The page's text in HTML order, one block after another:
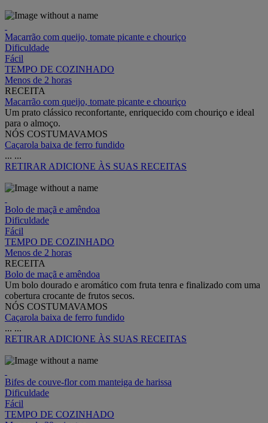
Macarrão com queijo, tomate picante e chouriço
Dificuldade
Fácil
TEMPO DE COZINHADO
Menos de 2 horas
RECEITA
Macarrão com queijo, tomate picante e chouriço
Um prato clássico reconfortante, enriquecido com chouriço e ideal
para o almoço.
NÓS COSTUMAVAMOS
Caçarola baixa de ferro fundido
... ...
RETIRAR ADICIONE ÀS SUAS RECEITAS
Bolo de maçã e amêndoa
Dificuldade
Fácil
TEMPO DE COZINHADO
Menos de 2 horas
RECEITA
Bolo de maçã e amêndoa
Um bolo dourado e aromático com fruta tenra e finalizado com uma
cobertura crocante de frutos secos.
NÓS COSTUMAVAMOS
Caçarola baixa de ferro fundido
... ...
RETIRAR ADICIONE ÀS SUAS RECEITAS
Bifes de couve-flor com manteiga de harissa
Dificuldade
Fácil
TEMPO DE COZINHADO